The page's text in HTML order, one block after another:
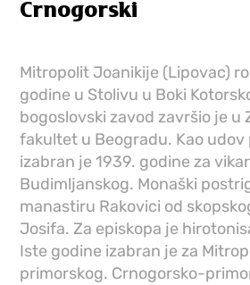
Crnogorski
Mitropolit Joanikije (Lipovac)
godine u Stolivu u Boki
bogoslovski zavod završio je u
fakultet u Beogradu. Kao
izabran je 1939. godine za
Budimljanskog. Monaški
manastiru Rakovici od
Josifa. Za episkopa je
Iste godine izabran je za
primorskog. Crnogorsko-